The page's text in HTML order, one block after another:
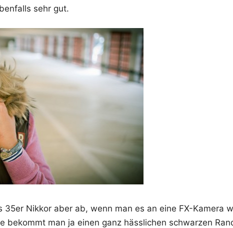
sehr gut.
35er Nik­kor aber ab, wenn man es an eine FX-Kame­ra
bekommt man ja einen ganz häss­li­chen schwar­zen